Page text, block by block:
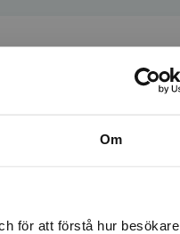
Om
för att förstå hur besökare